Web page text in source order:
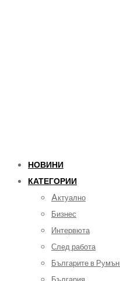
НОВИНИ
КАТЕГОРИИ
Aктуално
Бизнес
Интервюта
След работа
Българите в